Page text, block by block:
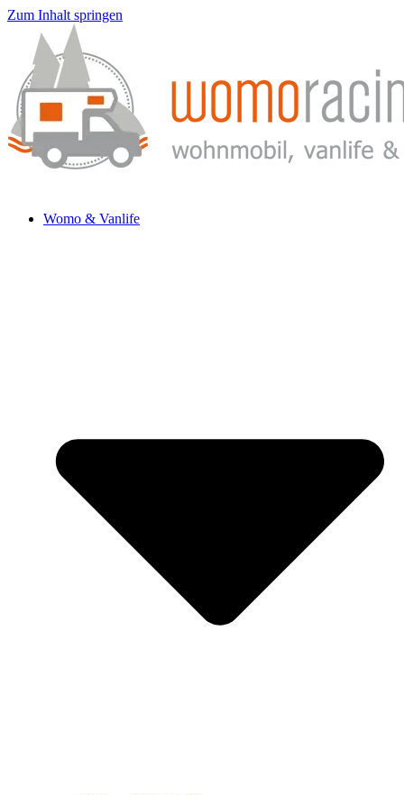
Zum Inhalt springen
Womo & Vanlife